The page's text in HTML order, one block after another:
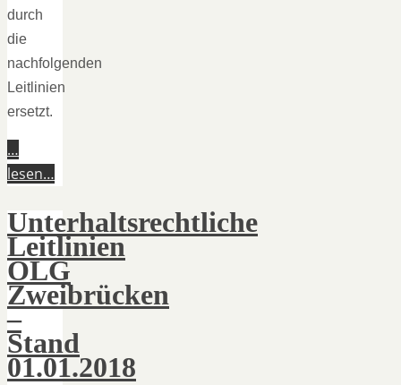
durch
die
nachfolgenden
Leitlinien
ersetzt.
…
lesen…
Unterhaltsrechtliche
Leitlinien
OLG
Zweibrücken
–
Stand
01.01.2018